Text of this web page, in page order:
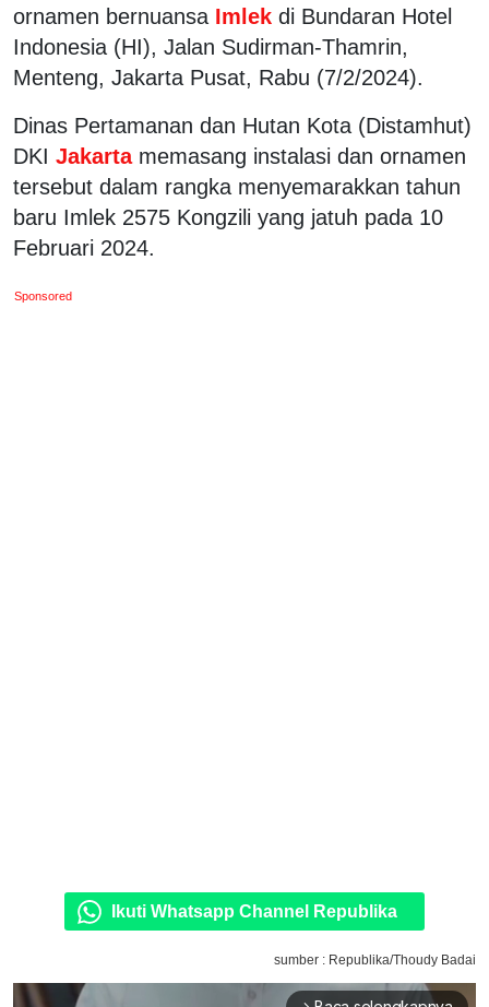
ornamen bernuansaImlek di Bundaran Hotel
Indonesia (HI), Jalan Sudirman-Thamrin,
Menteng, Jakarta Pusat, Rabu (7/2/2024).
Dinas Pertamanan dan Hutan Kota (Distamhut)
DKI Jakarta memasang instalasi dan ornamen
tersebut dalam rangka menyemarakkan tahun
baru Imlek 2575 Kongzili yang jatuh pada 10
Februari 2024.
Sponsored
Ikuti Whatsapp Channel Republika
sumber : Republika/Thoudy Badai